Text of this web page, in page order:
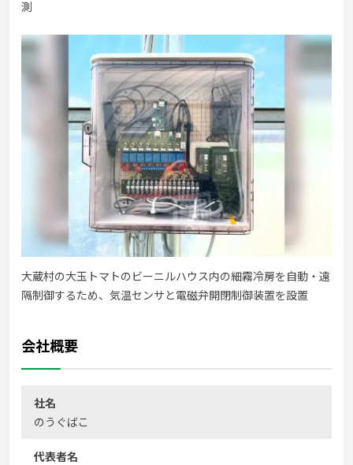
測
大蔵村の大玉トマトのビーニルハウス内の細霧冷房を自動・遠
隔制御するため、気温センサと電磁弁開閉制御装置を設置
会社概要
社名
のうぐばこ
代表者名